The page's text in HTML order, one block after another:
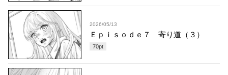
2026/05/13
Ｅｐｉｓｏｄｅ７ 寄り道（３）
70pt